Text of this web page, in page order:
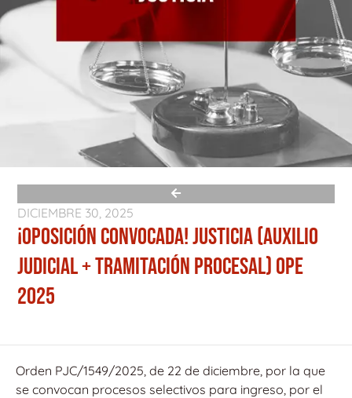
DICIEMBRE 30, 2025
¡OPOSICIÓN CONVOCADA! JUSTICIA (AUXILIO
JUDICIAL + TRAMITACIÓN PROCESAL) OPE
2025
Orden PJC/1549/2025, de 22 de diciembre, por la que
se convocan procesos selectivos para ingreso, por el